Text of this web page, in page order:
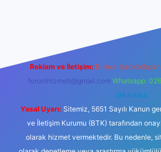
Reklam ve İletişim: E-mail:
forumhizmeti@gmail.com Whatsapp:
@karabul
Yasal Uyarı: Sitemiz, 5651 Sayılı Kanun
ve İletişim Kurumu (BTK) tarafından
olarak hizmet vermektedir. Bu nedenle,